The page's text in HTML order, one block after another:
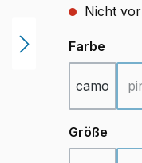
Nicht
Farbe
camo
Größe